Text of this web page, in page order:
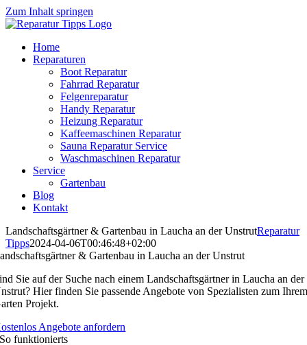
Zum Inhalt springen
Home
Reparaturen
Boot Reparatur
Fahrrad Reparatur
Felgenreparatur
Handy Reparatur
Heizung Reparatur
Kaffeemaschinen Reparatur
Sauna Reparatur Service
Waschmaschinen Reparatur
Service
Gartenbau
Blog
Kontakt
Landschaftsgärtner & Gartenbau in Laucha an der UnstrutReparatur
Tipps2024-04-06T00:46:48+02:00
& Gartenbau in Laucha an der Unstrut
Sie auf der Suche nach einem Landschaftsgärtner in Laucha an der
Hier finden Sie passende Angebote von Spezialisten zum
Projekt.
Angebote anfordern
So funktionierts